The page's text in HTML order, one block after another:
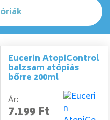
Eucerin AtopiControl
balzsam atópiás
bőrre 200ml
Ár:
7.199 Ft